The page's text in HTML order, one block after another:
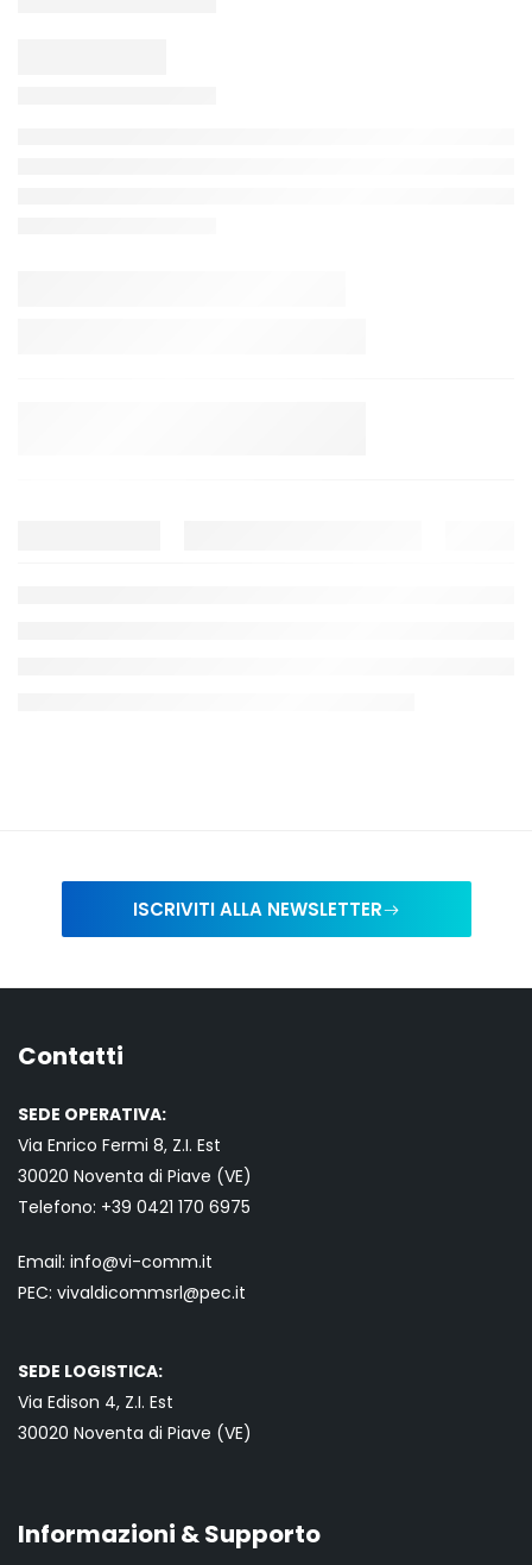
ISCRIVITI ALLA NEWSLETTER
Contatti
SEDE OPERATIVA:
Via Enrico Fermi 8, Z.I. Est
30020 Noventa di Piave (VE)
Telefono: +39 0421 170 6975
Email: info@vi-comm.it
PEC: vivaldicommsrl@pec.it
SEDE LOGISTICA:
Via Edison 4, Z.I. Est
30020 Noventa di Piave (VE)
Informazioni & Supporto